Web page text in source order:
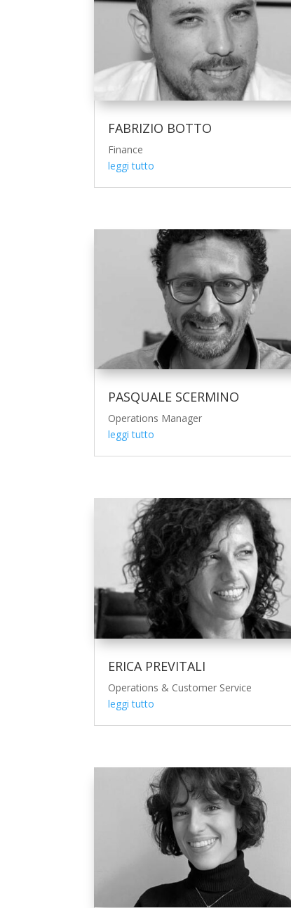
FABRIZIO BOTTO
Finance
leggi tutto
PASQUALE SCERMINO
Operations Manager
leggi tutto
ERICA PREVITALI
Operations & Customer Service
leggi tutto